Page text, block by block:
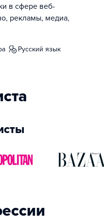
в сфере веб-
рекламы, медиа,
русский язык